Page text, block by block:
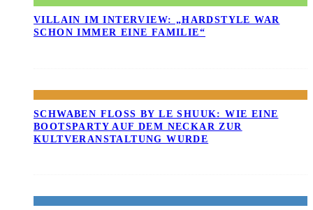
VILLAIN IM INTERVIEW: „HARDSTYLE WAR
SCHON IMMER EINE FAMILIE“
SCHWABEN FLOSS BY LE SHUUK: WIE EINE B
OOTSPARTY AUF DEM NECKAR ZUR K
ULTVERANSTALTUNG WURDE